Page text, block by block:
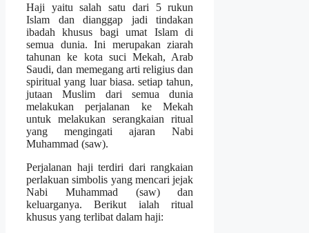
Haji yaitu salah satu dari 5 rukun
Islam dan dianggap jadi tindakan
ibadah khusus bagi umat Islam di
semua dunia. Ini merupakan ziarah
tahunan ke kota suci Mekah, Arab
Saudi, dan memegang arti religius dan
spiritual yang luar biasa. setiap tahun,
jutaan Muslim dari semua dunia
melakukan perjalanan ke Mekah
untuk melakukan serangkaian ritual
yang mengingati ajaran Nabi
Muhammad (saw).
Perjalanan haji terdiri dari rangkaian
perlakuan simbolis yang mencari jejak
Nabi Muhammad (saw) dan
keluarganya. Berikut ialah ritual
khusus yang terlibat dalam haji: